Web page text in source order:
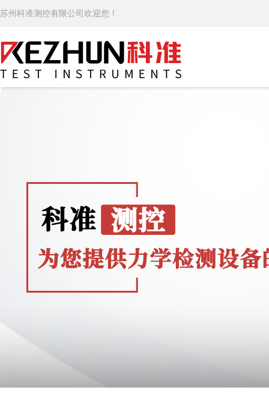
苏州科准测控有限公司欢迎您！